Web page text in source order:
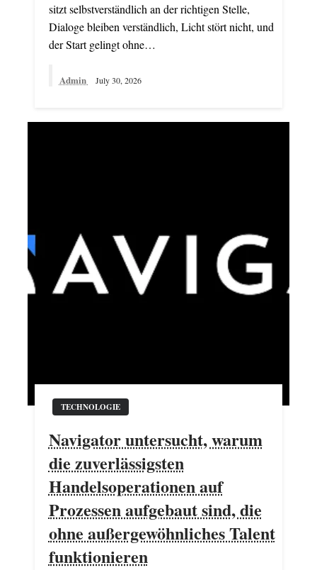
sitzt selbstverständlich an der richtigen Stelle,
Dialoge bleiben verständlich, Licht stört nicht, und
der Start gelingt ohne…
Admin July 30, 2026
TECHNOLOGIE
Navigator untersucht, warum
die zuverlässigsten
Handelsoperationen auf
Prozessen aufgebaut sind, die
ohne außergewöhnliches Talent
funktionieren